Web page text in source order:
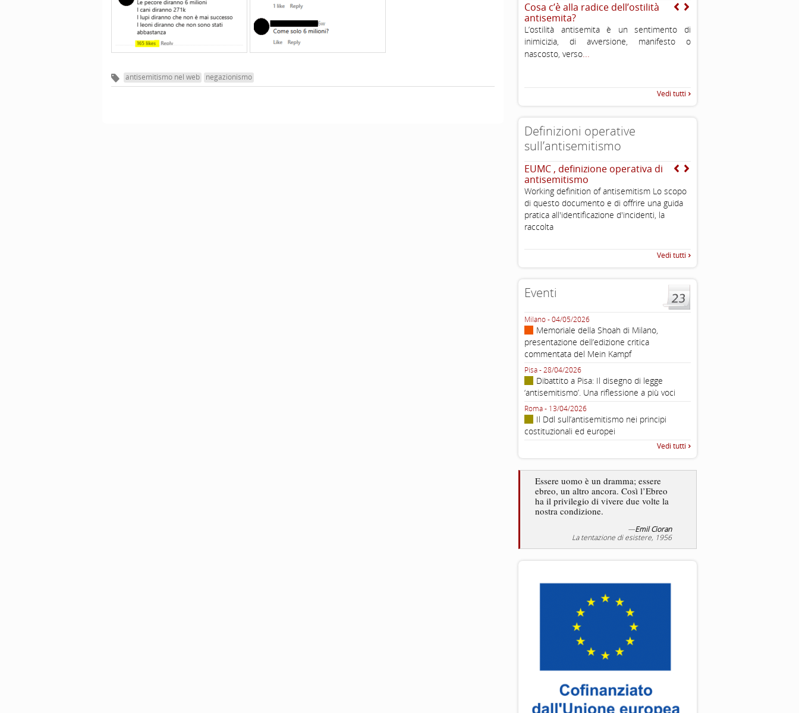
antisemitismo nel web negazionismo
Cosa c’è alla radice dell’ostilità
antisemita?
L’ostilità antisemita è un sentimento di
inimicizia, di avversione, manifesto o
nascosto, verso...
Vedi tutti
Definizioni operative
sull’antisemitismo
EUMC , definizione operativa di
antisemitismo
Working definition of antisemitism Lo scopo
di questo documento e di offrire una guida
pratica all'identificazione d'incidenti, la
raccolta
Vedi tutti
Eventi
Milano - 04/05/2026
Memoriale della Shoah di Milano,
presentazione dell’edizione critica
commentata del Mein Kampf
Pisa - 28/04/2026
Dibattito a Pisa: Il disegno di legge
‘antisemitismo’. Una riflessione a più voci
Roma - 13/04/2026
Il Ddl sull’antisemitismo nei principi
costituzionali ed europei
Vedi tutti
Essere uomo è un dramma; essere
ebreo, un altro ancora. Così l’Ebreo
ha il privilegio di vivere due volte la
nostra condizione.
—Emil Cioran
La tentazione di esistere, 1956